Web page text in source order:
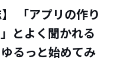
「アプリの作り
とよく聞かれる
るっと始めてみ